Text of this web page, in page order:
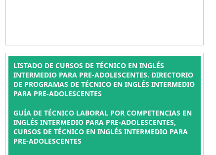
LISTADO DE CURSOS DE TÉCNICO EN INGLÉS
INTERMEDIO PARA PRE-ADOLESCENTES. DIRECTORIO
DE PROGRAMAS DE TÉCNICO EN INGLÉS INTERMEDIO
PARA PRE-ADOLESCENTES
GUÍA DE TÉCNICO LABORAL POR COMPETENCIAS EN
INGLÉS INTERMEDIO PARA PRE-ADOLESCENTES,
CURSOS DE TÉCNICO EN INGLÉS INTERMEDIO PARA
PRE-ADOLESCENTES